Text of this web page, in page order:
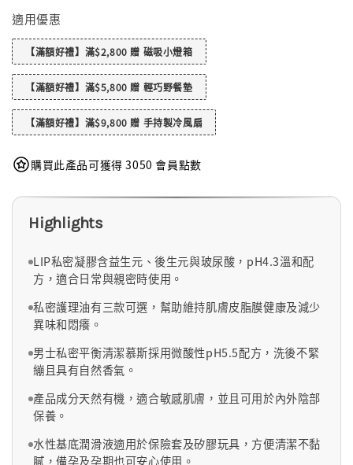
適用優惠
【滿額好禮】滿$2,800 贈 磁吸小燈箱
【滿額好禮】滿$5,800 贈 輕巧野餐墊
【滿額好禮】滿$9,800 贈 手持製冷風扇
購買此產品可獲得 3050 會員點數
Highlights
LIP私密凝膠含益生元、後生元與玻尿酸，pH4.3溫和配
方，適合日常與親密時使用。
私密護理油有三款可選，幫助維持肌膚皮脂膜健康及減少
異味和悶癢。
男士私密平衡清潔慕斯採用微酸性pH5.5配方，洗後不緊
繃且具有自然香氣。
產品成分天然有機，適合敏感肌膚，並且可用於內外陰部
保養。
水性基底潤滑液適用於保險套及矽膠玩具，方便清潔不黏
膩，備孕及孕期也可安心使用。